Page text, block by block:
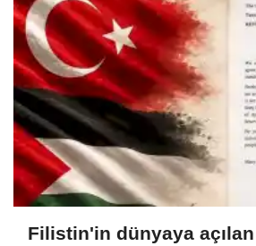
Filistin'in dünyaya